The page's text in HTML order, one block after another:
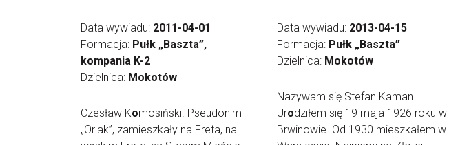
Data wywiadu: 2011-04-01
Formacja: Pułk „Baszta”,
kompania K-2
Dzielnica: Mokotów
Czesław Komosiński. Pseudonim
„Orlak”, zamieszkały na Freta, na
Data wywiadu: 2013-04-15
Formacja: Pułk „Baszta”
Dzielnica: Mokotów
Nazywam się Stefan Kaman.
Urodziłem się 19 maja 1926 roku w
Brwinowie. Od 1930 mieszkałem w